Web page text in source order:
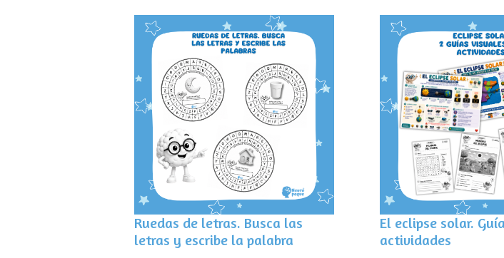
Ruedas de letras. Busca las
letras y escribe la palabra
El eclipse solar.
actividades